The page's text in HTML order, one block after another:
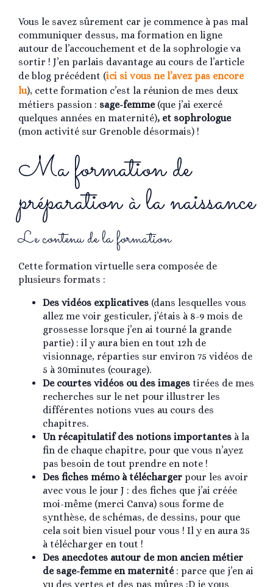
Vous le savez sûrement car je commence à pas mal
communiquer dessus, ma formation en ligne
autour de l’accouchement et de la sophrologie va
sortir ! J’en parlais davantage au cours de l’article
de blog précédent (ici si vous ne l’avez pas encore
lu), cette formation c’est la réunion de mes deux
métiers passion : sage-femme (que j’ai exercé
quelques années en maternité), et sophrologue
(mon activité sur Grenoble désormais) !
Ma formation de
préparation à la naissance
Le contenu de la formation
Cette formation virtuelle sera composée de
plusieurs formats :
Des vidéos explicatives (dans lesquelles vous
allez me voir gesticuler, j’étais à 8-9 mois de
grossesse lorsque j’en ai tourné la grande
partie) : il y aura bien en tout 12h de
visionnage, réparties sur environ 75 vidéos de
5 à 30minutes (courage).
De courtes vidéos ou des images tirées de mes
recherches sur le net pour illustrer les
différentes notions vues au cours des
chapitres.
Un récapitulatif des notions importantes à la
fin de chaque chapitre, pour que vous n’ayez
pas besoin de tout prendre en note !
Des fiches mémo à télécharger pour les avoir
avec vous le jour J : des fiches que j’ai créée
moi-même (merci Canva) sous forme de
synthèse, de schémas, de dessins, pour que
cela soit bien visuel pour vous ! Il y en aura 35
à télécharger en tout !
Des anecdotes autour de mon ancien métier
de sage-femme en maternité: parce que j’en ai
vu des vertes et des pas mûres ;D je vous